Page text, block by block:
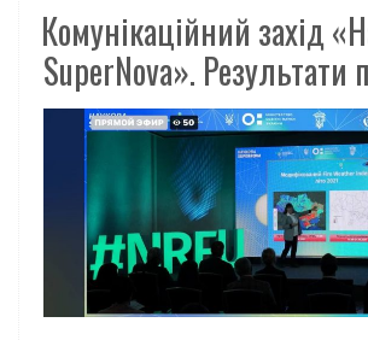
Комунікаційний захід
SuperNova». Результати